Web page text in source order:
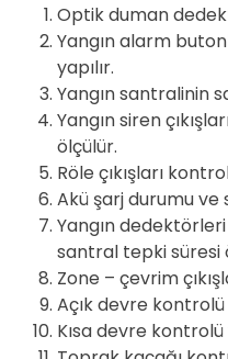
Optik duman
Yangın alarm
yapılır.
Yangın santralinin
Yangın siren
ölçülür.
Röle çıkışları
Akü şarj durumu ve
Yangın
santral tepki süresi
Zone – çevrim
Açık devre kontrolü
Kısa devre kontrolü